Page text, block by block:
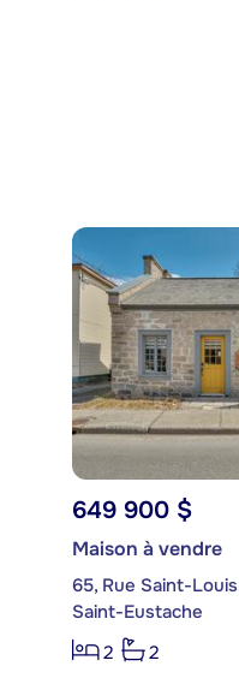
649 900 $
Maison à vendre
65, Rue Saint-Louis
Saint-Eustache
2
2